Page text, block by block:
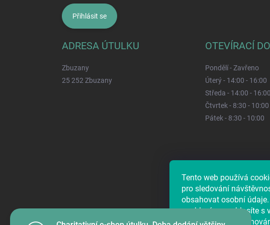
Tento web používá
pro sledování
obsahovat osobní
souhlasím, souhlasíte s
předáním údajů o
Přihlásit se
ADRESA ÚTULKU
Zbuzany
25 252 Zbuzany
OTEVÍRACÍ
Pondělí - Zavřeno
Úterý - 14:00 - 16:00
Středa - 14:00 - 16:00
Čtvrtek - 8:30 - 10:00
Pátek - 8:30 - 10:00
Najdete nás i na